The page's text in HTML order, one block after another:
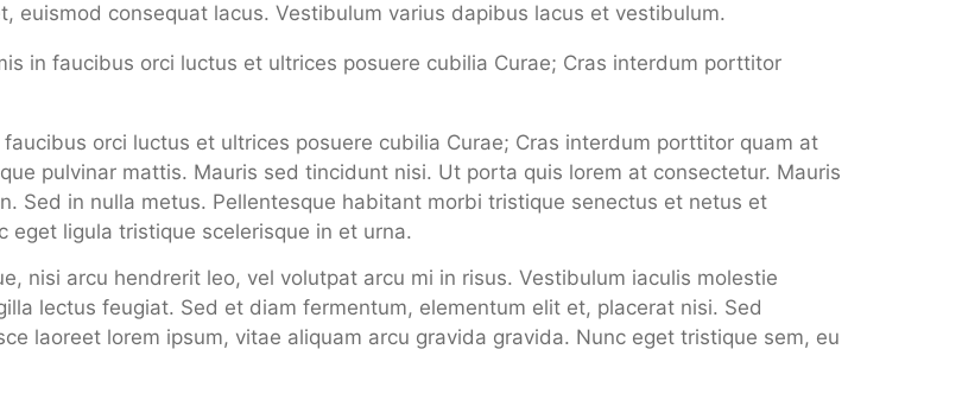
euismod consequat lacus. Vestibulum varius dapibus lacus et vestibulum.
in faucibus orci luctus et ultrices posuere cubilia Curae; Cras interdum porttitor
orci luctus et ultrices posuere cubilia Curae; Cras interdum porttitor quam at
pulvinar mattis. Mauris sed tincidunt nisi. Ut porta quis lorem at consectetur. Mauris
Sed in nulla metus. Pellentesque habitant morbi tristique senectus et netus et
eget ligula tristique scelerisque in et urna.
nisi arcu hendrerit leo, vel volutpat arcu mi in risus. Vestibulum iaculis molestie
lectus feugiat. Sed et diam fermentum, elementum elit et, placerat nisi. Sed
laoreet lorem ipsum, vitae aliquam arcu gravida gravida. Nunc eget tristique sem, eu